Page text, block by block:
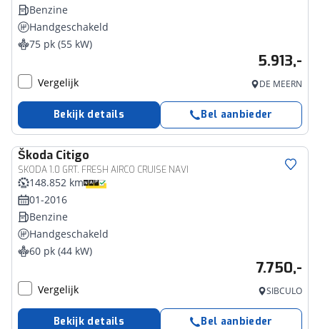
Benzine
Handgeschakeld
75 pk (55 kW)
5.913,-
Vergelijk DE MEERN
Bekijk details Bel aanbieder
Škoda Citigo
SKODA 1.0 GRT. FRESH AIRCO CRUISE NAVI
148.852 km
01-2016
Benzine
Handgeschakeld
60 pk (44 kW)
7.750,-
Vergelijk SIBCULO
Bekijk details Bel aanbieder